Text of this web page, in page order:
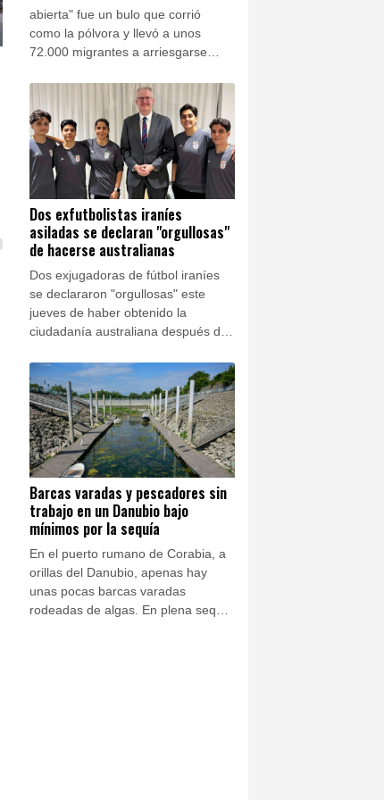
abierta" fue un bulo que corrió
como la pólvora y llevó a unos
72.000 migrantes a arriesgarse
desde Marruecos a finales de julio.
Dos exfutbolistas iraníes
asiladas se declaran "orgullosas"
de hacerse australianas
Dos exjugadoras de fútbol iraníes
se declararon "orgullosas" este
jueves de haber obtenido la
ciudadanía australiana después de
por negarse a cantar el himno
nacional antes de un partido, lo que
las obligó a solicitar asilo.
Barcas varadas y pescadores sin
trabajo en un Danubio bajo
mínimos por la sequía
En el puerto rumano de Corabia, a
orillas del Danubio, apenas hay
unas pocas barcas varadas
rodeadas de algas. En plena sequía